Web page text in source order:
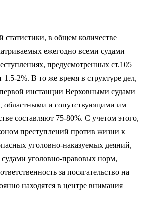
в общем количестве
ежегодно всеми судами
предусмотренных ст.105
2%. В то же время в структуре дел,
инстанции Верховными судами
областными и сопутствующими им
составляют 75-80%. С учетом этого,
преступлений против жизни к
уголовно-наказуемых деяний,
уголовно-правовых норм,
за посягательство на
находятся в центре внимания